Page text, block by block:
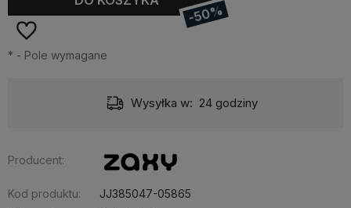
-50%
* - Pole wymagane
Wysyłka w: 24 godziny
Producent:
Kod produktu:
JJ385047-05865